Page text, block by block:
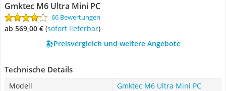
Gmktec M6 Ultra Mini PC
66 Bewertungen
ab 569,00 € ( Sofort lieferbar)
Preisvergleich und weitere Angebote
Technische Details
Modell
Gmktec M6 Ultra Mini PC